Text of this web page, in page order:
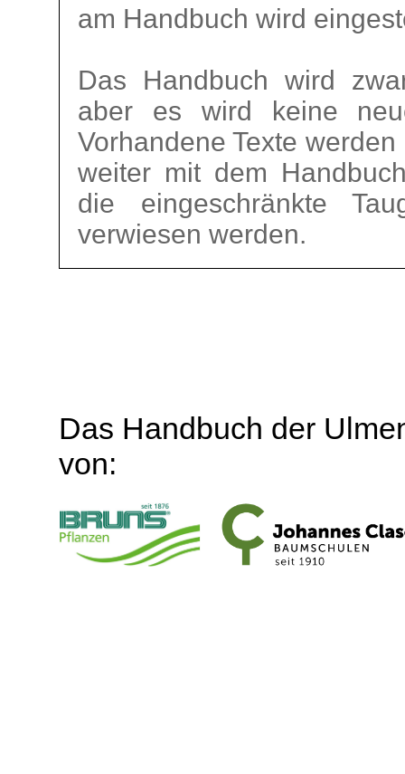
am Handbuch wird
Das Handbuch wird
aber es wird keine
Vorhandene Texte
weiter mit dem
die eingeschränkte
verwiesen werden.
Das Handbuch der
von: